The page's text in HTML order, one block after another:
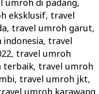
umroh di padang,
eksklusif, travel
, travel umroh garut,
, travel
, travel umroh
terbaik, travel umroh
, travel umroh jkt,